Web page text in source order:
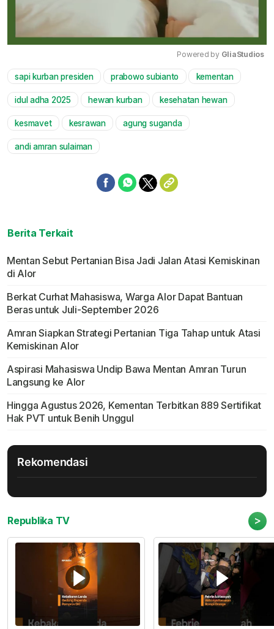
Mute
Powered by GliaStudios
sapi kurban presiden prabowo subianto kementan
idul adha 2025 hewan kurban kesehatan hewan
kesmavet kesrawan agung suganda
andi amran sulaiman
Berita Terkait
Mentan Sebut Pertanian Bisa Jadi Jalan Atasi Kemiskinan
di Alor
Berkat Curhat Mahasiswa, Warga Alor Dapat Bantuan
Beras untuk Juli-September 2026
Amran Siapkan Strategi Pertanian Tiga Tahap untuk Atasi
Kemiskinan Alor
Aspirasi Mahasiswa Undip Bawa Mentan Amran Turun
Langsung ke Alor
Hingga Agustus 2026, Kementan Terbitkan 889 Sertifikat
Hak PVT untuk Benih Unggul
Rekomendasi
Republika TV >